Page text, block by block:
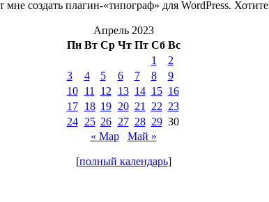
создать плагин-«типограф» для WordPress. Хотите
Апрель 2023
Пн Вт Ср Чт Пт Сб Вс
1
2
3
4 5 6 7 8
9
10
11 12 13 14 15 16
17
18 19 20 21 22 23
24
25 26 27 28 29 30
« Мар
Май »
[полный календарь]